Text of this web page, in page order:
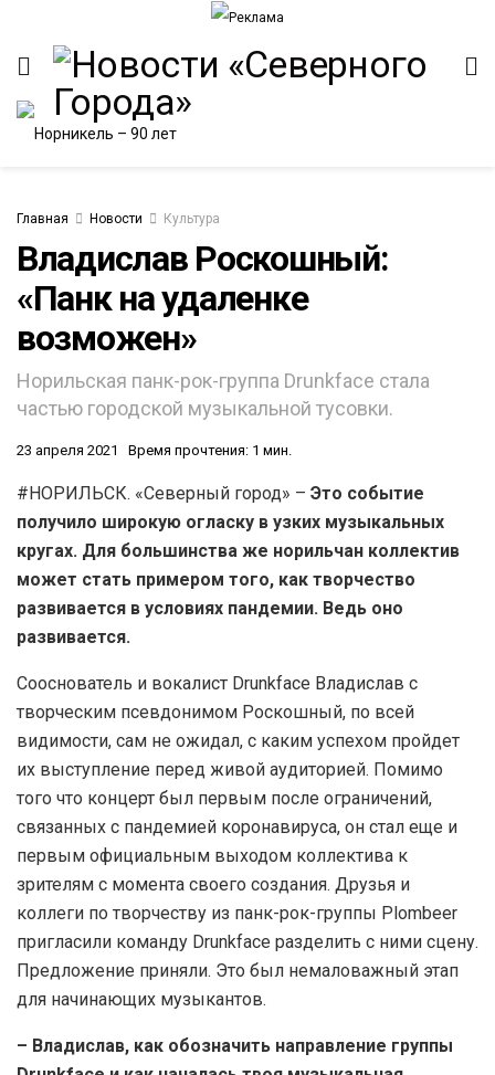
Главная Новости Культура
Владислав Роскошный:
«Панк на удаленке
возможен»
Норильская панк-рок-группа Drunkface стала
частью городской музыкальной тусовки.
23 апреля 2021 Время прочтения: 1 мин.
#НОРИЛЬСК. «Северный город» – Это событие
получило широкую огласку в узких музыкальных
кругах. Для большинства же норильчан коллектив
может стать примером того, как творчество
развивается в условиях пандемии. Ведь оно
развивается.
Сооснователь и вокалист Drunkface Владислав с
творческим псевдонимом Роскошный, по всей
видимости, сам не ожидал, с каким успехом пройдет
их выступление перед живой аудиторией. Помимо
того что концерт был первым после ограничений,
связанных с пандемией коронавируса, он стал еще и
первым официальным выходом коллектива к
зрителям с момента своего создания. Друзья и
коллеги по творчеству из панк-рок-группы Plombeer
пригласили команду Drunkface разделить с ними сцену.
Предложение приняли. Это был немаловажный этап
для начинающих музыкантов.
– Владислав, как обозначить направление группы